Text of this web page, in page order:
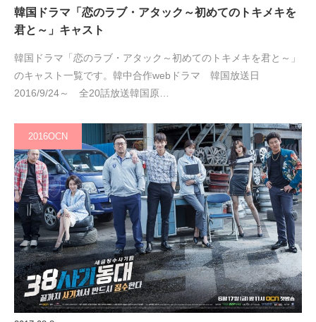
韓国ドラマ「恋のラブ・アタック～初めてのトキメキを
君と～」キャスト
韓国ドラマ「恋のラブ・アタック～初めてのトキメキを君と～」
のキャスト一覧です。韓中合作webドラマ 韓国放送日
2016/9/24～ 全20話放送韓国原…
2016OCN